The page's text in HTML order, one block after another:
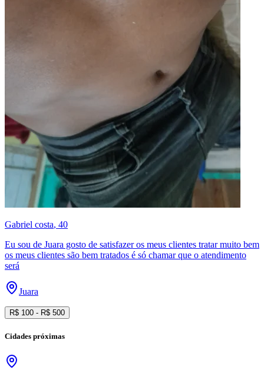
Gabriel costa, 40
Eu sou de Juara gosto de satisfazer os meus clientes tratar muito bem
os meus clientes são bem tratados é só chamar que o atendimento
será
Juara
R$ 100 - R$ 500
Cidades próximas